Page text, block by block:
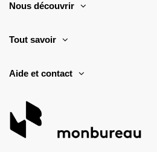
Nous découvrir
Tout savoir
Aide et contact